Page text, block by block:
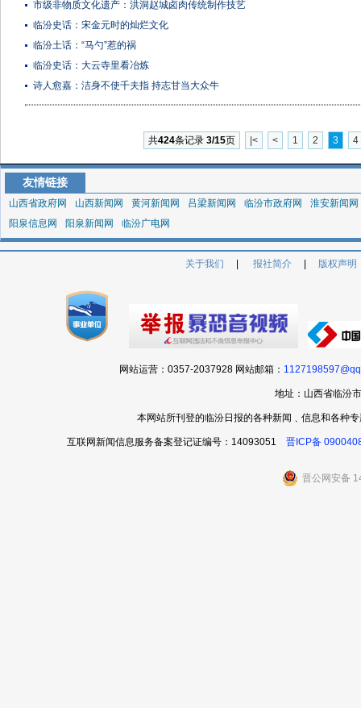
市级非物质文化遗产：洪洞赵城卤肉传统制作技艺
临汾史话：宋金元时的灿烂文化
临汾土话：“马勺”惹的祸
临汾史话：大云寺里看冶炼
诗人愈嘉：洁身不使千夫指 持志甘当大众牛
|< < 1 2 3 4
共424条记录 3/15页
友情链接
山西省政府网 山西新闻网 黄河新闻网 吕梁新闻网 临汾市政府网
淮安新闻网
阳泉信息网
阳泉新闻网 临汾广电网
关于我们 报社简介 版权声明
网站运营：0357-2037928 网站邮箱：
地址：山西省临汾
本网站所刊登的临汾日报的各种新闻﹑信息和各种
互联网新闻信息服务备案登记证编号：14093051 晋ICP备
晋公网安备